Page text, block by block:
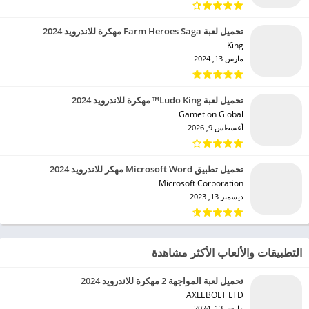
تحميل لعبة Farm Heroes Saga مهكرة للاندرويد 2024
King‏
مارس 13, 2024
تحميل لعبة Ludo King™ مهكرة للاندرويد 2024
Gametion Global‏
أغسطس 9, 2026
تحميل تطبيق Microsoft Word مهكر للاندرويد 2024
Microsoft Corporation‏
ديسمبر 13, 2023
التطبيقات والألعاب الأكثر مشاهدة
تحميل لعبة المواجهة 2 مهكرة للاندرويد 2024
AXLEBOLT LTD‏